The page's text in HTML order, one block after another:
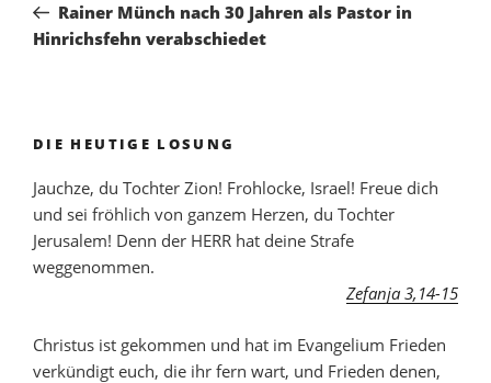
Rainer Münch nach 30 Jahren als Pastor in
Hinrichsfehn verabschiedet
DIE HEUTIGE LOSUNG
Jauchze, du Tochter Zion! Frohlocke, Israel! Freue dich
und sei fröhlich von ganzem Herzen, du Tochter
Jerusalem! Denn der HERR hat deine Strafe
weggenommen.
Zefanja 3,14-15
Christus ist gekommen und hat im Evangelium Frieden
verkündigt euch, die ihr fern wart, und Frieden denen,